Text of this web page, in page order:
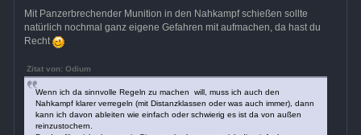
Mit Panzerbrechender Munition in den Nahkampf schießen sollte
natürlich nochmal ganz eigene Gefahren mit aufmachen, da hast du
Recht
Zitat von: Odium
Wenn ich da sinnvolle Regeln zu machen will, muss ich auch den
Nahkampf klarer verregeln (mit Distanzklassen oder was auch immer), dann
kann ich davon ableiten wie einfach oder schwierig es ist da von außen
reinzustochern.